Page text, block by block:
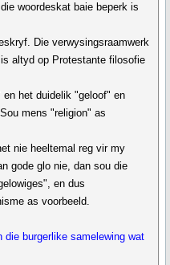
woordeskat baie beperk is
Die verwysingsraamwerk
altyd op Protestante filosofie
het duidelik "geloof" en
mens "religion" as
nie heeltemal reg vir my
gode glo nie, dan sou die
en dus
as voorbeeld.
burgerlike samelewing wat